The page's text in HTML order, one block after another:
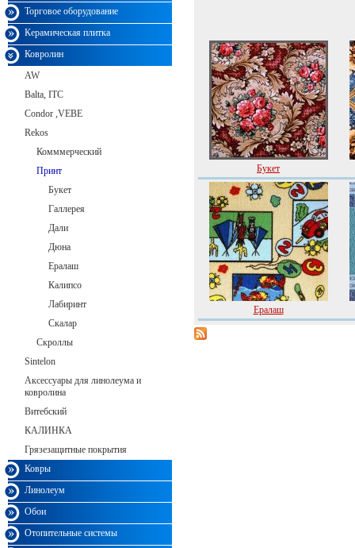
Букет
Ералаш
Торговое оборудование
Керамическая плитка
Ковролин
AW
Balta, ITC
Condor ,VEBE
Rekos
Комммерческий
Принт
Букет
Галлерея
Дали
Дюна
Ералаш
Калипсо
Лабиринт
Скалар
Скроллы
Sintelon
Аксессуары для линолеума и
ковролина
Витебский
КАЛИНКА
Грязезащитные покрытия
Ковры
Линолеум
Обои
Отопительные системы